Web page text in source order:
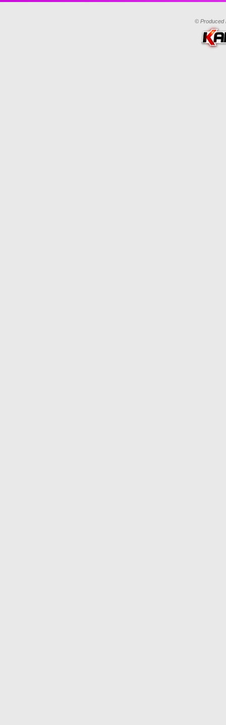
© Produced